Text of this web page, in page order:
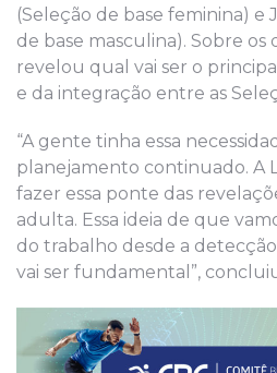
(Seleção de base feminina) e
de base masculina). Sobre os
revelou qual vai ser o
e da integração entre as
“A gente tinha essa
planejamento continuado. A
fazer essa ponte das
adulta. Essa ideia de que
do trabalho desde a
vai ser fundamental”,